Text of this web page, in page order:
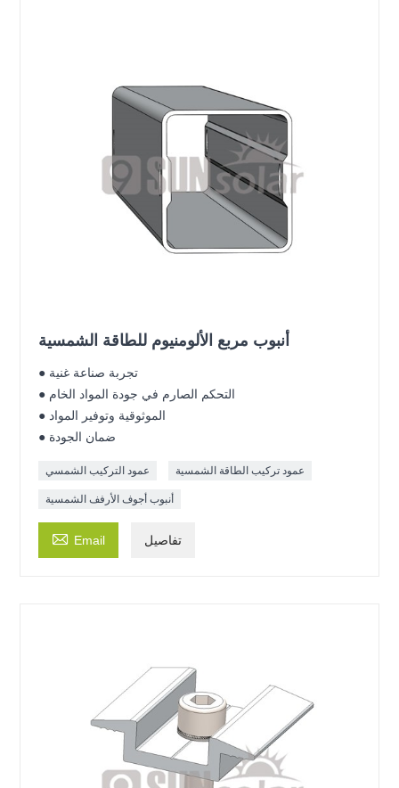
أنبوب مربع الألومنيوم للطاقة الشمسية
● تجربة صناعة غنية
● التحكم الصارم في جودة المواد الخام
● الموثوقية وتوفير المواد
● ضمان الجودة
عمود التركيب الشمسي عمود تركيب الطاقة الشمسية
أنبوب أجوف الأرفف الشمسية
 Email تفاصيل